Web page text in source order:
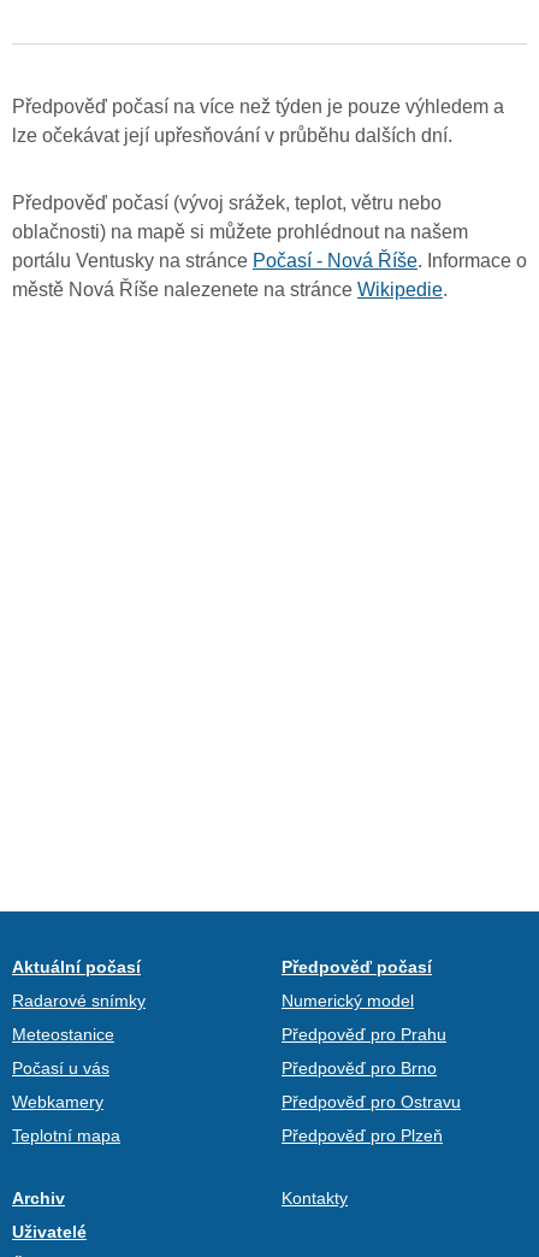
Předpověď počasí na více než týden je pouze výhledem a
lze očekávat její upřesňování v průběhu dalších dní.
Předpověď počasí (vývoj srážek, teplot, větru nebo
oblačnosti) na mapě si můžete prohlédnout na našem
portálu Ventusky na stránce Počasí - Nová Říše. Informace o
městě Nová Říše nalezenete na stránce Wikipedie.
Aktuální počasí
Radarové snímky
Meteostanice
Počasí u vás
Webkamery
Teplotní mapa
Předpověď počasí
Numerický model
Předpověď pro Prahu
Předpověď pro Brno
Předpověď pro Ostravu
Předpověď pro Plzeň
Archiv
Uživatelé
Kontakty